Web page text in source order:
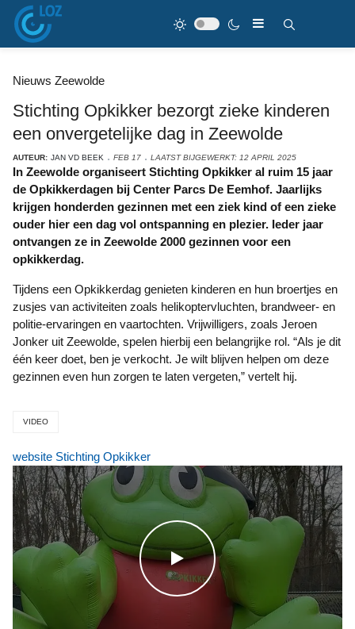
Nieuws Zeewolde
Stichting Opkikker bezorgt zieke kinderen
een onvergetelijke dag in Zeewolde
AUTEUR: JAN VD BEEK FEB 17 LAATST BIJGEWERKT: 12 APRIL 2025
In Zeewolde organiseert Stichting Opkikker al ruim 15 jaar
de Opkikkerdagen bij Center Parcs De Eemhof. Jaarlijks
krijgen honderden gezinnen met een ziek kind of een zieke
ouder hier een dag vol ontspanning en plezier. Ieder jaar
ontvangen ze in Zeewolde 2000 gezinnen voor een
opkikkerdag.
Tijdens een Opkikkerdag genieten kinderen en hun broertjes en
zusjes van activiteiten zoals helikoptervluchten, brandweer- en
politie-ervaringen en vaartochten. Vrijwilligers, zoals Jeroen
Jonker uit Zeewolde, spelen hierbij een belangrijke rol. “Als je dit
één keer doet, ben je verkocht. Je wilt blijven helpen om deze
gezinnen even hun zorgen te laten vergeten,” vertelt hij.
VIDEO
website Stichting Opkikker
WATCH THE VIDEO